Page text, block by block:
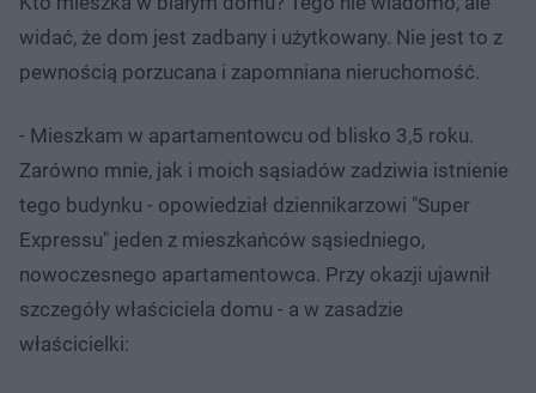
widać, że dom jest zadbany i użytkowany. Nie jest to z
pewnością porzucana i zapomniana nieruchomość.
- Mieszkam w apartamentowcu od blisko 3,5 roku.
Zarówno mnie, jak i moich sąsiadów zadziwia istnienie
tego budynku - opowiedział dziennikarzowi "Super
Expressu" jeden z mieszkańców sąsiedniego,
nowoczesnego apartamentowca. Przy okazji ujawnił
szczegóły właściciela domu - a w zasadzie
właścicielki: